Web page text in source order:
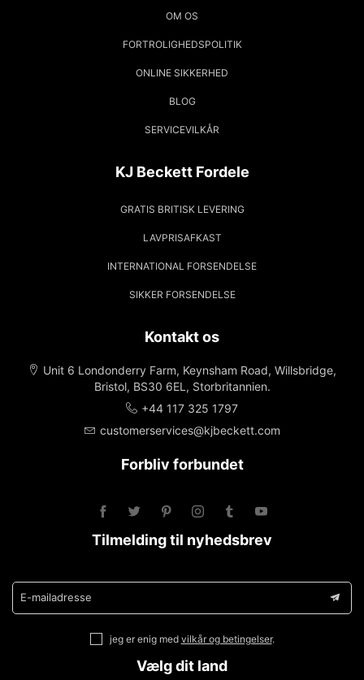
OM OS
FORTROLIGHEDSPOLITIK
ONLINE SIKKERHED
BLOG
SERVICEVILKÅR
KJ Beckett Fordele
GRATIS BRITISK LEVERING
LAVPRISAFKAST
INTERNATIONAL FORSENDELSE
SIKKER FORSENDELSE
Kontakt os
Unit 6 Londonderry Farm, Keynsham Road, Willsbridge,
Bristol, BS30 6EL, Storbritannien.
+44 117 325 1797
customerservices@kjbeckett.com
Forbliv forbundet
Tilmelding til nyhedsbrev
E-mailadresse
jeg er enig med vilkår og betingelser.
Vælg dit land